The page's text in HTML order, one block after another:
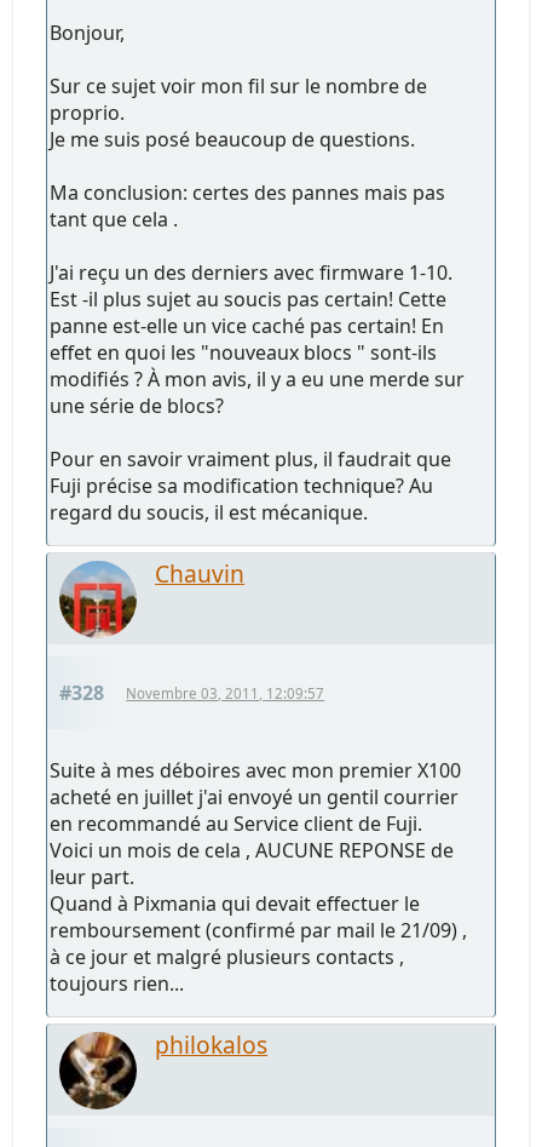
Bonjour,
Sur ce sujet voir mon fil sur le nombre de
proprio.
Je me suis posé beaucoup de questions.
Ma conclusion: certes des pannes mais pas
tant que cela .
J'ai reçu un des derniers avec firmware 1-10.
Est -il plus sujet au soucis pas certain! Cette
panne est-elle un vice caché pas certain! En
effet en quoi les "nouveaux blocs " sont-ils
modifiés ? À mon avis, il y a eu une merde sur
une série de blocs?
Pour en savoir vraiment plus, il faudrait que
Fuji précise sa modification technique? Au
regard du soucis, il est mécanique.
Chauvin
#328 Novembre 03, 2011, 12:09:57
Suite à mes déboires avec mon premier X100
acheté en juillet j'ai envoyé un gentil courrier
en recommandé au Service client de Fuji.
Voici un mois de cela , AUCUNE REPONSE de
leur part.
Quand à Pixmania qui devait effectuer le
remboursement (confirmé par mail le 21/09) ,
à ce jour et malgré plusieurs contacts ,
toujours rien...
philokalos